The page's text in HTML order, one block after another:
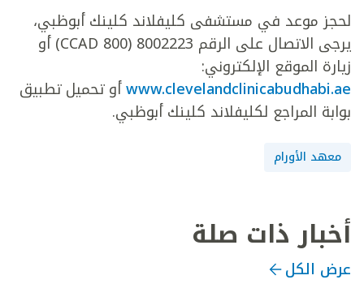
لحجز موعد في مستشفى كليفلاند كلينك أبوظبي،
يرجى الاتصال على الرقم 8002223 (800 CCAD) أو
زيارة الموقع الإلكتروني:
www.clevelandclinicabudhabi.aeأو تحميل تطبيق
بوابة المراجع لكليفلاند كلينك أبوظبي.
معهد الأورام
أخبار ذات صلة
عرض الكل